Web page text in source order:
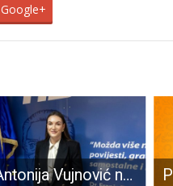
Google+
Antonija Vujnović nova je predsjednica Mladeži gospićkog HDZ-a